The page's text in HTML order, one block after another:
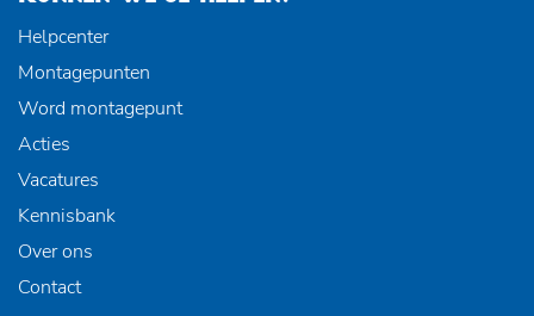
Helpcenter
Montagepunten
Word montagepunt
Acties
Vacatures
Kennisbank
Over ons
Contact